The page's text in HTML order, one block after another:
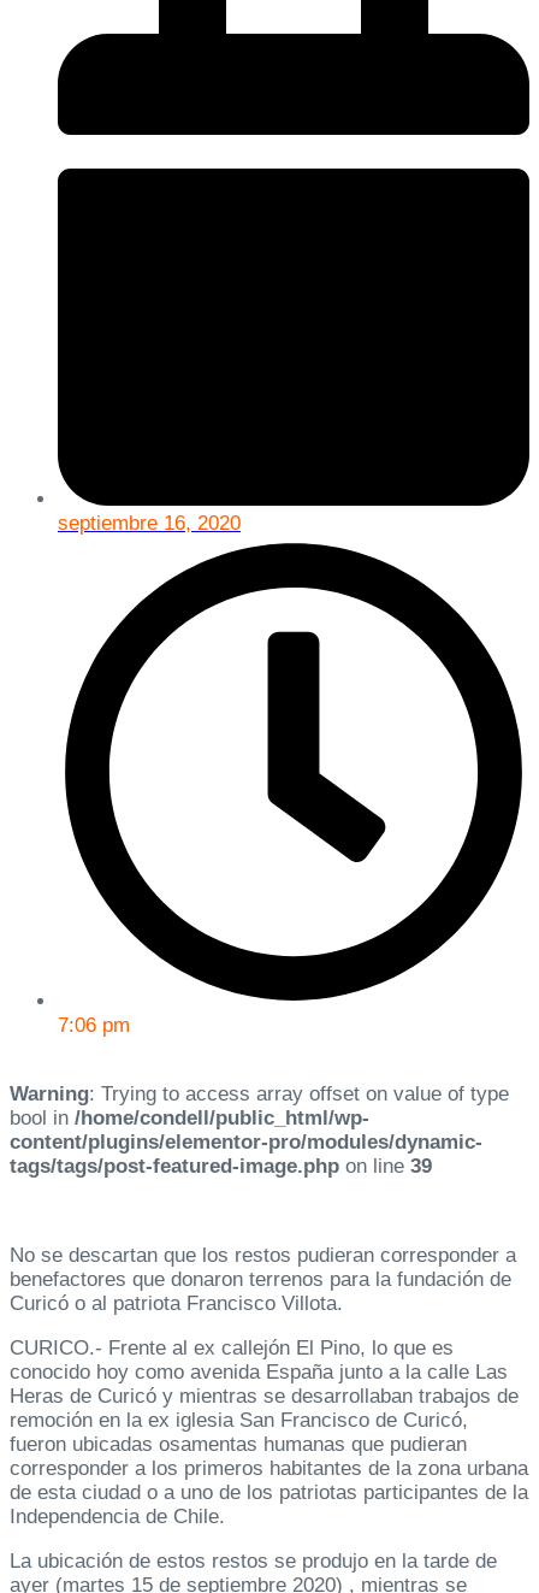
septiembre 16, 2020
7:06 pm
Warning: Trying to access array offset on value of type
bool in /home/condell/public_html/wp-
content/plugins/elementor-pro/modules/dynamic-
tags/tags/post-featured-image.php on line 39
No se descartan que los restos pudieran corresponder a
benefactores que donaron terrenos para la fundación de
Curicó o al patriota Francisco Villota.
CURICO.- Frente al ex callejón El Pino, lo que es
conocido hoy como avenida España junto a la calle Las
Heras de Curicó y mientras se desarrollaban trabajos de
remoción en la ex iglesia San Francisco de Curicó,
fueron ubicadas osamentas humanas que pudieran
corresponder a los primeros habitantes de la zona urbana
de esta ciudad o a uno de los patriotas participantes de la
Independencia de Chile.
La ubicación de estos restos se produjo en la tarde de
ayer (martes 15 de septiembre 2020) , mientras se